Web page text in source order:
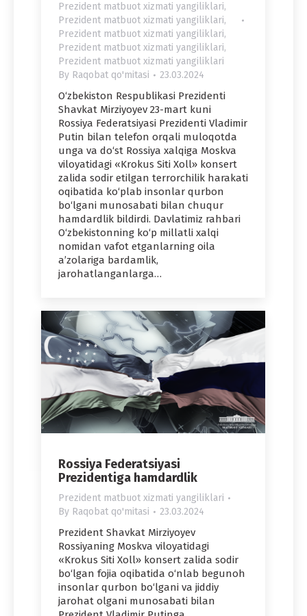
Prezident matbuot xizmati yangiliklari,
Prezident matbuot xizmati yangiliklari,
Prezident matbuot xizmati yangiliklari,
Prezident matbuot xizmati yangiliklari,
Prezident matbuot xizmati yangiliklari
By Raqobat qo'mitasi 23.03.2024
O‘zbekiston Respublikasi Prezidenti
Shavkat Mirziyoyev 23-mart kuni
Rossiya Federatsiyasi Prezidenti Vladimir
Putin bilan telefon orqali muloqotda
unga va do‘st Rossiya xalqiga Moskva
viloyatidagi «Krokus Siti Xoll» konsert
zalida sodir etilgan terrorchilik harakati
oqibatida ko‘plab insonlar qurbon
bo‘lgani munosabati bilan chuqur
hamdardlik bildirdi. Davlatimiz rahbari
O‘zbekistonning ko‘p millatli xalqi
nomidan vafot etganlarning oila
a’zolariga bardamlik,
jarohatlanganlarga…
Rossiya Federatsiyasi
Prezidentiga hamdardlik
Prezident matbuot xizmati yangiliklari
By Raqobat qo'mitasi 23.03.2024
Prezident Shavkat Mirziyoyev
Rossiyaning Moskva viloyatidagi
«Krokus Siti Xoll» konsert zalida sodir
bo‘lgan fojia oqibatida o‘nlab begunoh
insonlar qurbon bo‘lgani va jiddiy
jarohat olgani munosabati bilan